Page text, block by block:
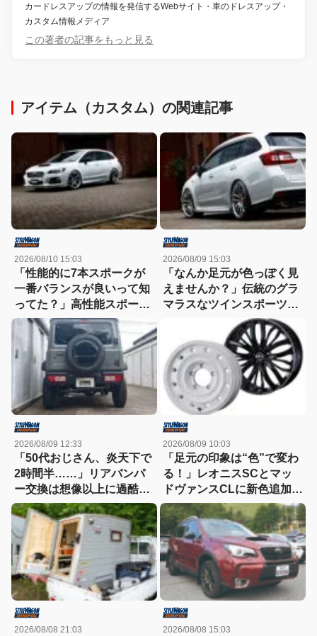
カードレスアップの情報を発信するWebサイト・車のドレスアップ・
カスタム情報メディア
この著者の記事をもっと見る
アイテム（カスタム）の関連記事
2026/08/10 15:03
「性能的に7本スポークが
一番バランスが良いって知
ってた？」高性能スポーツ
車にこそ履かせたい科学が
証明しているデザイン！
2026/08/09 15:03
「なんか足元が色っぽく見
えませんか？」伝統のグラ
マラスなツインスポーツが
作り出すプレミアムスポー
2026/08/09 12:33
「50代おじさん、炎天下で
2時間半……」リアバンパ
ー交換は想像以上に過酷だ
った
2026/08/09 10:03
「足元の印象は“色”で変わ
る！」レオニスSCとマッ
ドヴァンスCLに新色追加！
どちらも想像以上に効く
っ!!
2026/08/08 21:03 2026/08/08 15:03